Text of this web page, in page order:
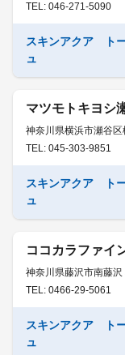
TEL: 046-271-5090
スキンアクア ト
ュ
マツモトキヨシ
神奈川県横浜市瀬谷区
TEL: 045-303-9851
スキンアクア ト
ュ
ココカラファイ
神奈川県藤沢市南藤
TEL: 0466-29-5061
スキンアクア ト
ュ